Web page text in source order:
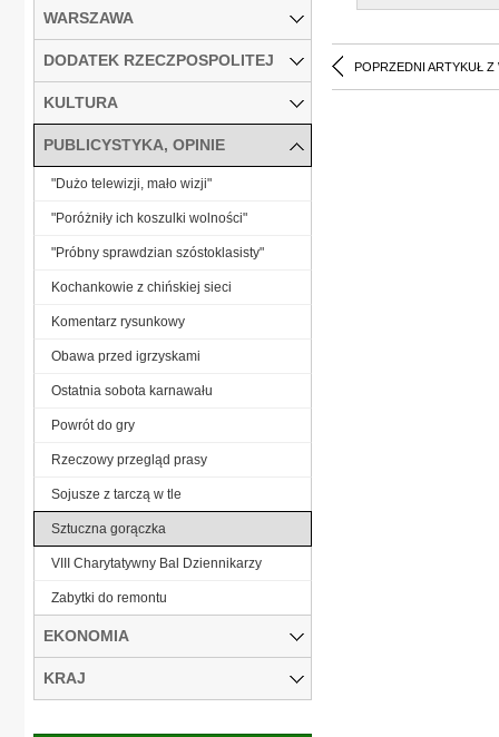
POPRZEDNI ARTYKUŁ Z
WARSZAWA
DODATEK RZECZPOSPOLITEJ
KULTURA
PUBLICYSTYKA, OPINIE
"Dużo telewizji, mało wizji"
"Poróżniły ich koszulki wolności"
"Próbny sprawdzian szóstoklasisty"
Kochankowie z chińskiej sieci
Komentarz rysunkowy
Obawa przed igrzyskami
Ostatnia sobota karnawału
Powrót do gry
Rzeczowy przegląd prasy
Sojusze z tarczą w tle
Sztuczna gorączka
VIII Charytatywny Bal Dziennikarzy
Zabytki do remontu
EKONOMIA
KRAJ